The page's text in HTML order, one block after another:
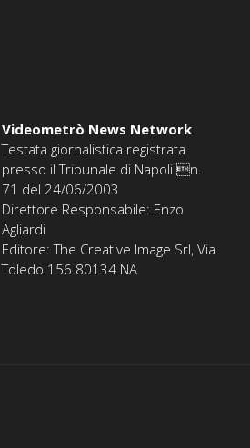
Videometrò News Network
Testata giornalistica registrata
presso il Tribunale di Napoli n.
71 del 24/06/2003
Direttore Responsabile: Enzo
Agliardi
Editore: The Creative Image Srl, Via
Toledo 156 80134 NA